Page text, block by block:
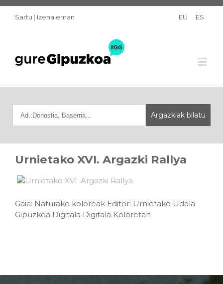
Sartu | Izena eman EU ES
Urnietako XVI. Argazki Rallya
Gaia: Naturako koloreak Editor: Urnietako Udala
Gipuzkoa Digitala Digitala Koloretan